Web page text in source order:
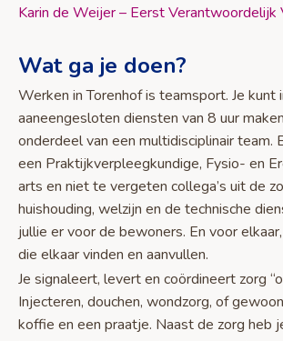
Karin de Weijer – Eerst Verantwoordelijk
Wat ga je doen?
Werken in Torenhof is teamsport. Je kunt
aaneengesloten diensten van 8 uur
onderdeel van een multidisciplinair team.
een Praktijkverpleegkundige, Fysio- en
arts en niet te vergeten collega’s uit de
huishouding, welzijn en de technische
jullie er voor de bewoners. En voor
die elkaar vinden en aanvullen.
Je signaleert, levert en coördineert zorg
Injecteren, douchen, wondzorg, of
koffie en een praatje. Naast de zorg heb